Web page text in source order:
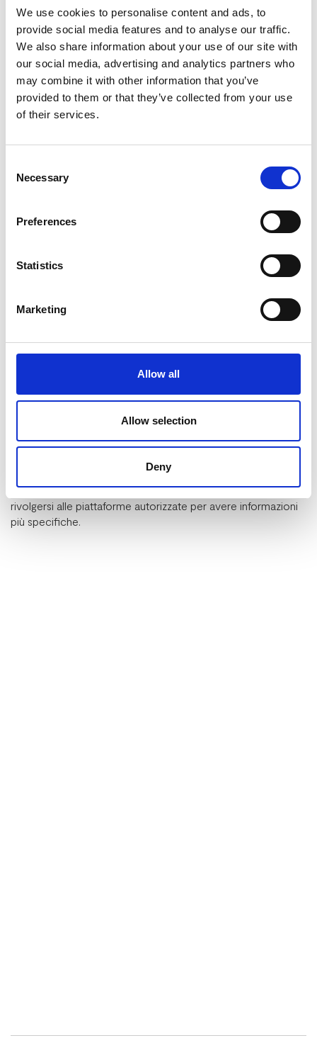
We use cookies to personalise content and ads, to
provide social media features and to analyse our traffic.
We also share information about your use of our site with
our social media, advertising and analytics partners who
may combine it with other information that you’ve
provided to them or that they’ve collected from your use
of their services.
Selection
Necessary
Preferences
Statistics
Marketing
Allow all
Allow selection
Deny
euro. Il rating deve essere di un certo tipo (solitamente
superiore a B3 nella scala Modefinance) per essere presi in
considerazione dalle piattaforme che aiutano a collocare i
minibond.
Altre spese e costi fissi da considerare sono:
Eventuale redazione del Business Plan con l’aiuto di un
Advisor.
Corrispettivi per la quotazione pari a € 2.500 una tantum per
Tasso di interesse che può essere trimestrale, semestrale o
annuale e dipende dai tassi di mercato, dal merito creditizio
influenzato anche da eventuali garanzie richieste
dall’investitore, dallo spread, dal premio per il rischio, dal
Costi legali una tantum per la redazione del verbale relativo
alla delibera di emissione, la redazione del contratto di
sottoscrizione dei minibond e tutte le altre operazioni che
richiedono l’intervento di un professionista in materia
Richiesta del codice ISIN, il codice internazionale che
identifica univocamente gli strumenti finanziari.
Stesura del Report informativo periodico.
Poiché i costi possono variare, il nostro consiglio è quello di
rivolgersi alle piattaforme autorizzate per avere informazioni
più specifiche.